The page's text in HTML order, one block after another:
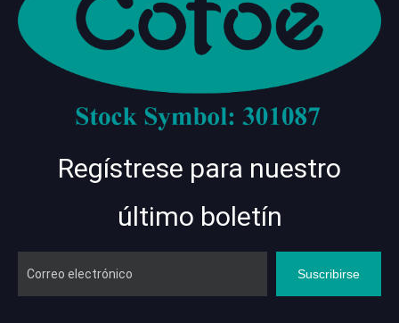
Regístrese para nuestro
último boletín
Suscribirse